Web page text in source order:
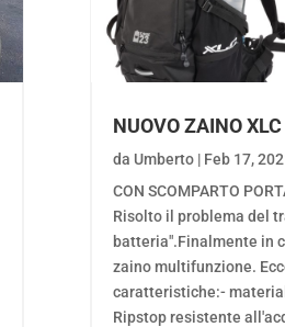
NUOVO ZAINO
da Umberto| Feb 17,
CON SCOMPARTO
Risolto il problema del
batteria".Finalmente in
zaino multifunzione.
caratteristiche:-
Ripstop resistente